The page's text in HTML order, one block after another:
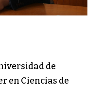
de
en Ciencias de